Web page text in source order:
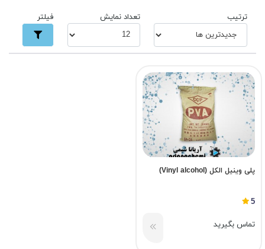
ترتیب تعداد نمایش فیلتر
پلی وینیل الکل (Vinyl alcohol)
5
تماس بگیرید